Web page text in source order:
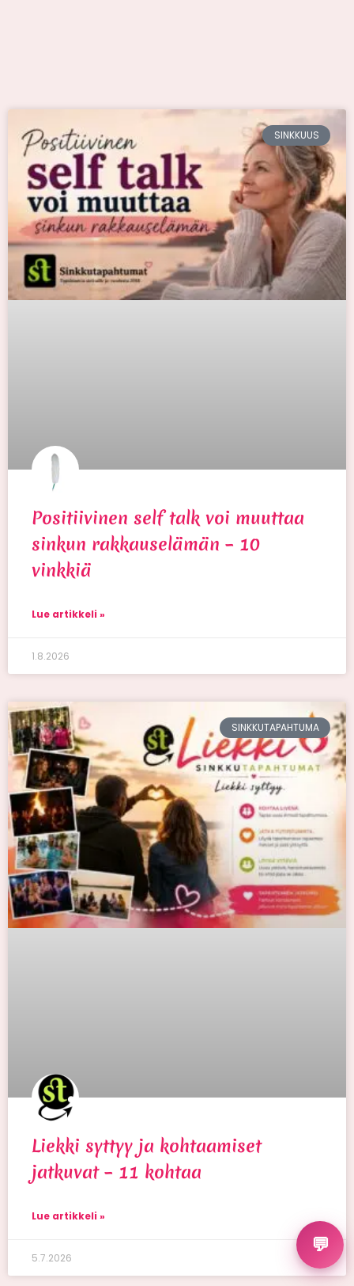
SINKKUUS
Positiivinen self talk voi muuttaa
sinkun rakkauselämän – 10
vinkkiä
Lue artikkeli »
1.8.2026
SINKKUTAPAHTUMA
Liekki syttyy ja kohtaamiset
jatkuvat – 11 kohtaa
Lue artikkeli »
5.7.2026
💬